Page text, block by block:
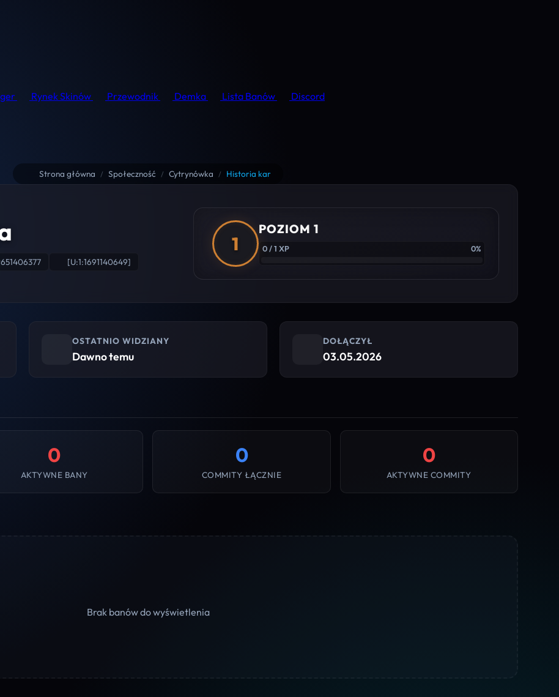
Rynek Skinów Przewodnik Demka Lista Banów
Discord
Strona główna / Społeczność / Cytrynówka / Historia kar
[U:1:1691140649]
1
POZIOM 1
0 / 1 XP 0%
OSTATNIO WIDZIANY
Dawno temu
DOŁĄCZYŁ
03.05.2026
0
AKTYWNE BANY
0
COMMITY ŁĄCZNIE
0
AKTYWNE COMMITY
Brak banów do wyświetlenia